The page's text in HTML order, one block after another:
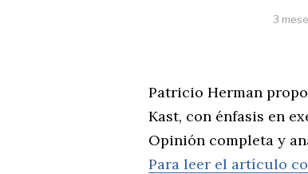
3
Patricio Herman
Kast, con énfasis en
Opinión completa y
Para leer el artículo